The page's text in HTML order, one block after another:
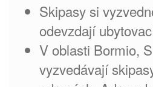
Skipasy si
odevzdají
V oblasti Bormio,
vyzvedávají